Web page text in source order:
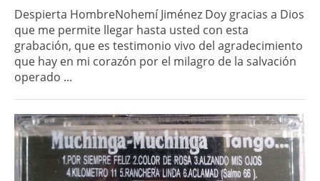
Despierta HombreNohemí Jiménez Doy gracias a Dios
que me permite llegar hasta usted con esta
grabación, que es testimonio vivo del agradecimiento
que hay en mi corazón por el milagro de la salvación
operado ...